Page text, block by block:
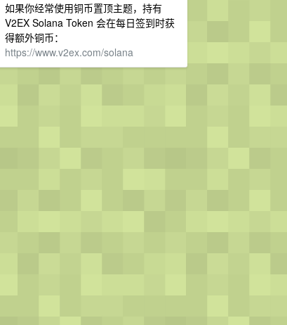
如果你经常使用铜币置顶主题，持有
V2EX Solana Token 会在每日签到时获
得额外铜币：
https://www.v2ex.com/solana